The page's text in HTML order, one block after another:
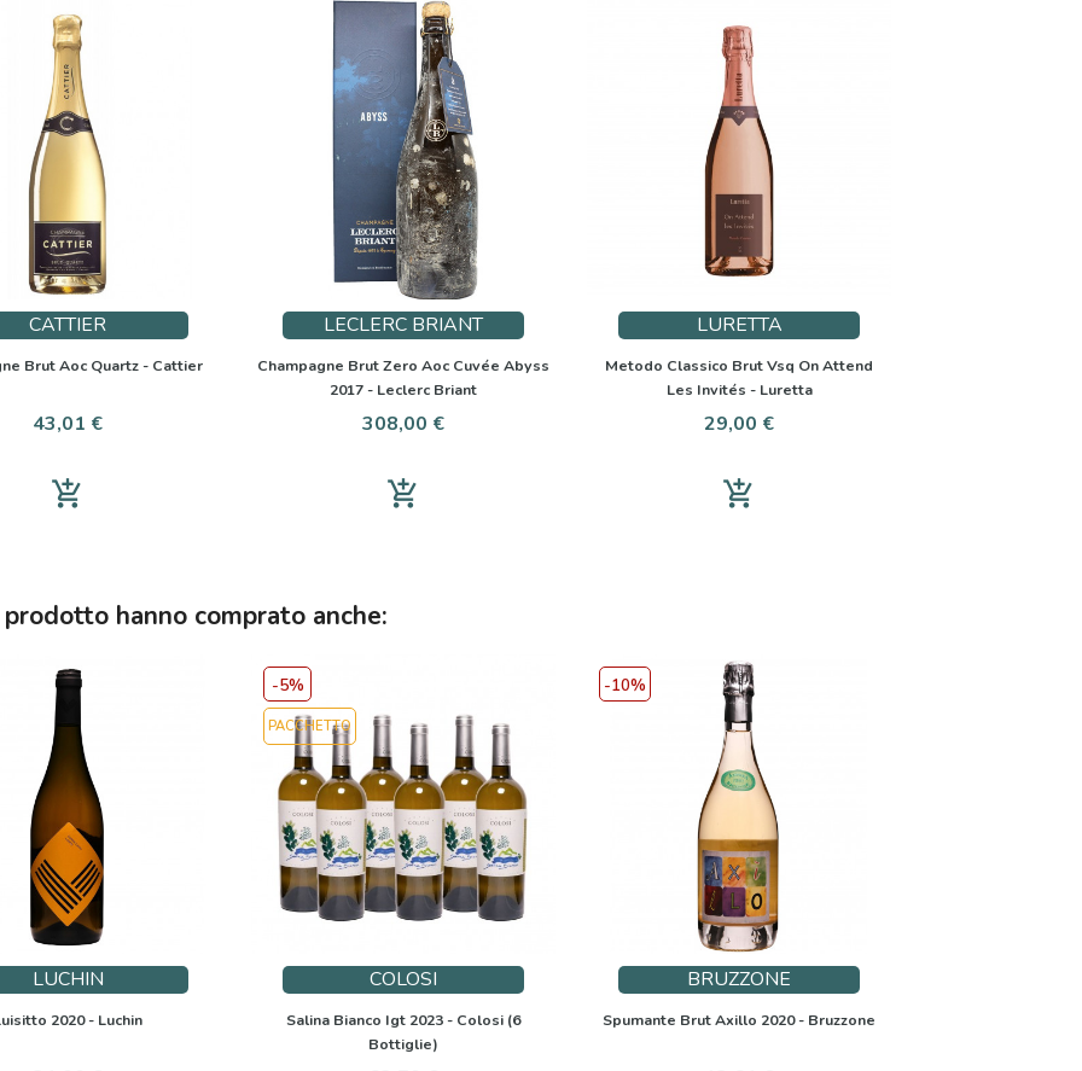
CATTIER
Brut Aoc Quartz - Cattier
Prezzo
43,01 €
add_shopping_cart
LECLERC BRIANT
Champagne Brut Zero Aoc Cuvée Abyss
2017 - Leclerc Briant
Prezzo
308,00 €
add_shopping_cart
LURETTA
Metodo Classico Brut Vsq On Attend
Les Invités - Luretta
Prezzo
29,00 €
add_shopping_cart
hanno comprato anche:
LUCHIN
2020 - Luchin
COLOSI
Salina Bianco Igt 2023 - Colosi (6
Bottiglie)
-5%
PACCHETTO
BRUZZONE
Spumante Brut Axillo 2020 - Bruzzone
-10%